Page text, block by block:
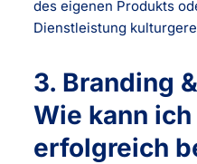
des eigenen Produkts
Dienstleistung
3. Branding
Wie kann
erfolgreich